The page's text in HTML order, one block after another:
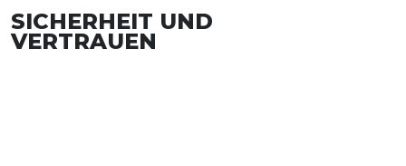
SICHERHEIT UND
VERTRAUEN